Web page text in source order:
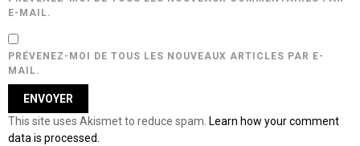
E-MAIL.
PRÉVENEZ-MOI DE TOUS LES NOUVEAUX ARTICLES PAR E-
MAIL.
This site uses Akismet to reduce spam. Learn how your comment
data is processed.